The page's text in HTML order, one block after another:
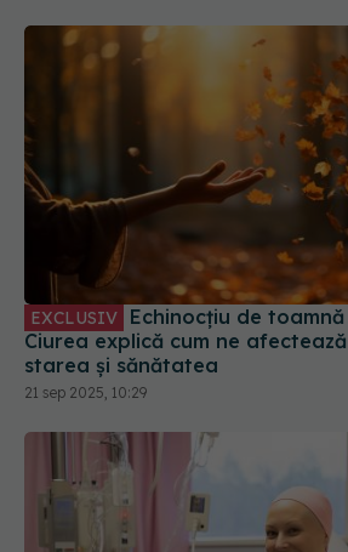
EXCLUSIV
Ciurea explică cum ne
starea și sănătatea
21 sep 2025, 10:29